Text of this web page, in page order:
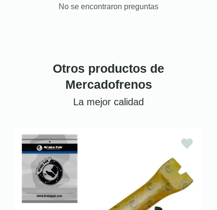
No se encontraron preguntas
Otros productos de
Mercadofrenos
La mejor calidad